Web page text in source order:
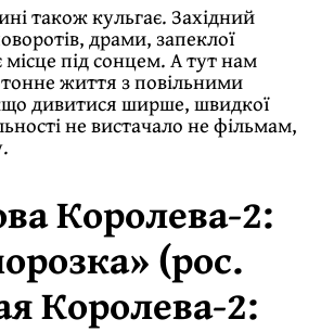
також кульгає. Західний
драми, запеклої
місце під сонцем. А тут нам
життя з повільними
дивитися ширше, швидкої
не вистачало не фільмам,
Королева-2:
(рос.
Королева-2: